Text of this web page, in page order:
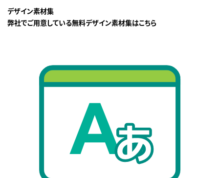
デザイン素材集
弊社でご用意している無料デザイン素材集はこちら